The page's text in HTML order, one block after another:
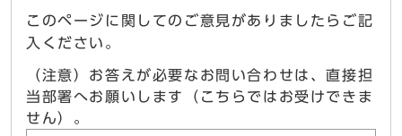
このページに関してのご意見がありましたらご記
入ください。
（注意）お答えが必要なお問い合わせは、直接担
当部署へお願いします（こちらではお受けできま
せん）。